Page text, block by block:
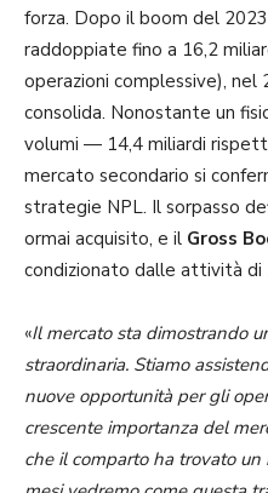
forza. Dopo il boom del
raddoppiate fino a 16,2
operazioni complessive), nel
consolida. Nonostante un
volumi — 14,4 miliardi
mercato secondario si
strategie NPL. Il sorpasso
ormai acquisito, e il Gross
condizionato dalle attività di
«Il mercato sta dimostrando
straordinaria. Stiamo
nuove opportunità per gli
crescente importanza del
che il comparto ha trovato